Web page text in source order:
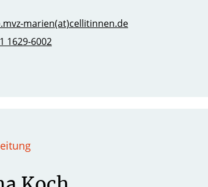
marien(at)cellitinnen.de
1629-6002